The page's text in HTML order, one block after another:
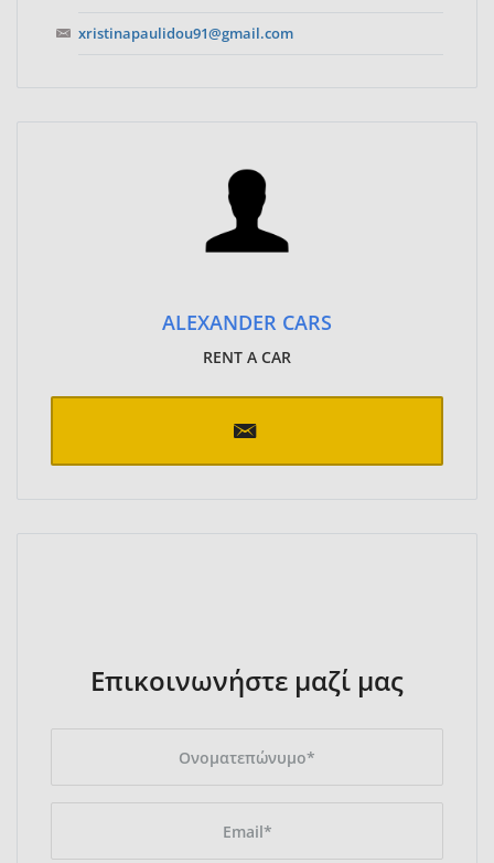
xristinapaulidou91@gmail.com
ALEXANDER CARS
RENT A CAR
Επικοινωνήστε μαζί μας